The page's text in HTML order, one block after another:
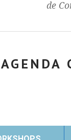
de
AGENDA